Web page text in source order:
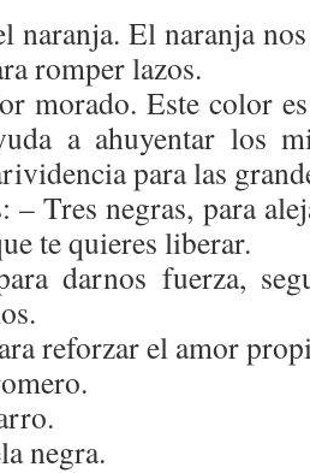
naranja. El naranja
romper lazos.
morado. Este color
a ahuyentar los
para las
– Tres negras, para
te quieres liberar.
darnos fuerza,
reforzar el amor
negra.